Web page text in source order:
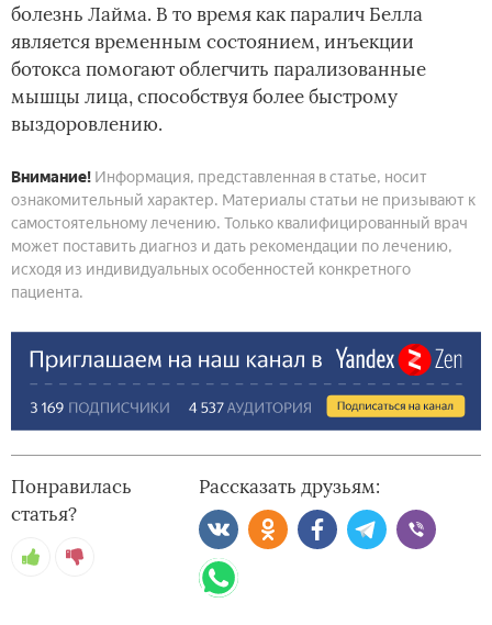
болезнь Лайма. В то время как паралич Белла
является временным состоянием, инъекции
ботокса помогают облегчить парализованные
мышцы лица, способствуя более быстрому
выздоровлению.
Внимание! Информация, представленная в статье, носит
ознакомительный характер. Материалы статьи не призывают к
самостоятельному лечению. Только квалифицированный врач
может поставить диагноз и дать рекомендации по лечению,
исходя из индивидуальных особенностей конкретного
пациента.
Понравилась
статья?
Рассказать друзьям: